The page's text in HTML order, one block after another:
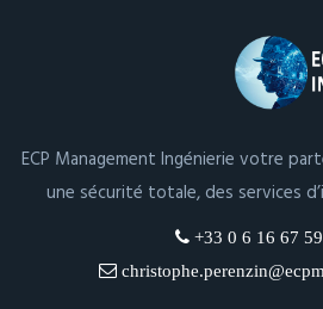
ECP Management Ingénierie votre
une sécurité totale, des services
+33 0 6 16 67